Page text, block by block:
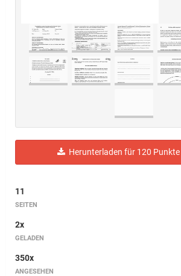
Herunterladen für 120 Punkte
11
SEITEN
2x
GELADEN
350x
ANGESEHEN